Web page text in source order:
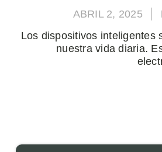
ABRIL 2, 2025
Los dispositivos inteligentes
nuestra vida diaria.